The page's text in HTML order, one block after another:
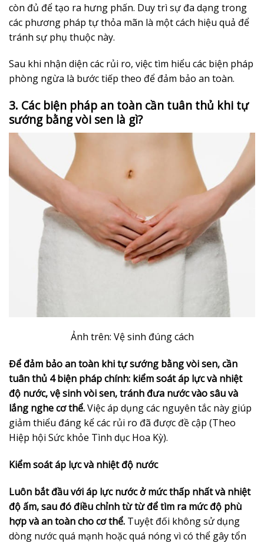
còn đủ để tạo ra hưng phấn. Duy trì sự đa dạng trong
các phương pháp tự thỏa mãn là một cách hiệu quả để
tránh sự phụ thuộc này.
Sau khi nhận diện các rủi ro, việc tìm hiểu các biện pháp
phòng ngừa là bước tiếp theo để đảm bảo an toàn.
3. Các biện pháp an toàn cần tuân thủ khi tự
sướng bằng vòi sen là gì?
Ảnh trên: Vệ sinh đúng cách
Để đảm bảo an toàn khi tự sướng bằng vòi sen, cần
tuân thủ 4 biện pháp chính: kiểm soát áp lực và nhiệt
độ nước, vệ sinh vòi sen, tránh đưa nước vào sâu và
lắng nghe cơ thể.Việc áp dụng các nguyên tắc này giúp
giảm thiểu đáng kể các rủi ro đã được đề cập (Theo
Hiệp hội Sức khỏe Tình dục Hoa Kỳ).
Kiểm soát áp lực và nhiệt độ nước
Luôn bắt đầu với áp lực nước ở mức thấp nhất và nhiệt
độ ấm, sau đó điều chỉnh từ từ để tìm ra mức độ phù
hợp và an toàn cho cơ thể. Tuyệt đối không sử dụng
dòng nước quá mạnh hoặc quá nóng vì có thể gây tổn